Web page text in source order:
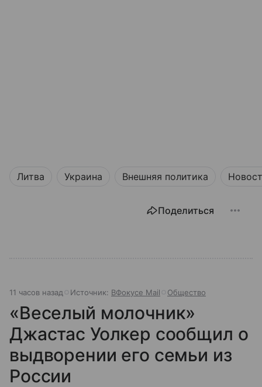
Литва Украина Внешняя политика
Поделиться
11 часов назад Источник: ВФокусе Mail Общество
«Веселый молочник»
Джастас Уолкер сообщил о
выдворении его семьи из
России